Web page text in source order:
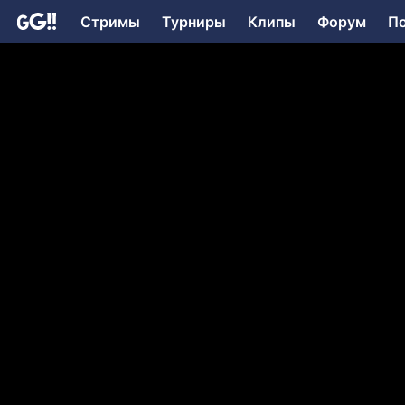
Стримы Турниры Клипы Форум